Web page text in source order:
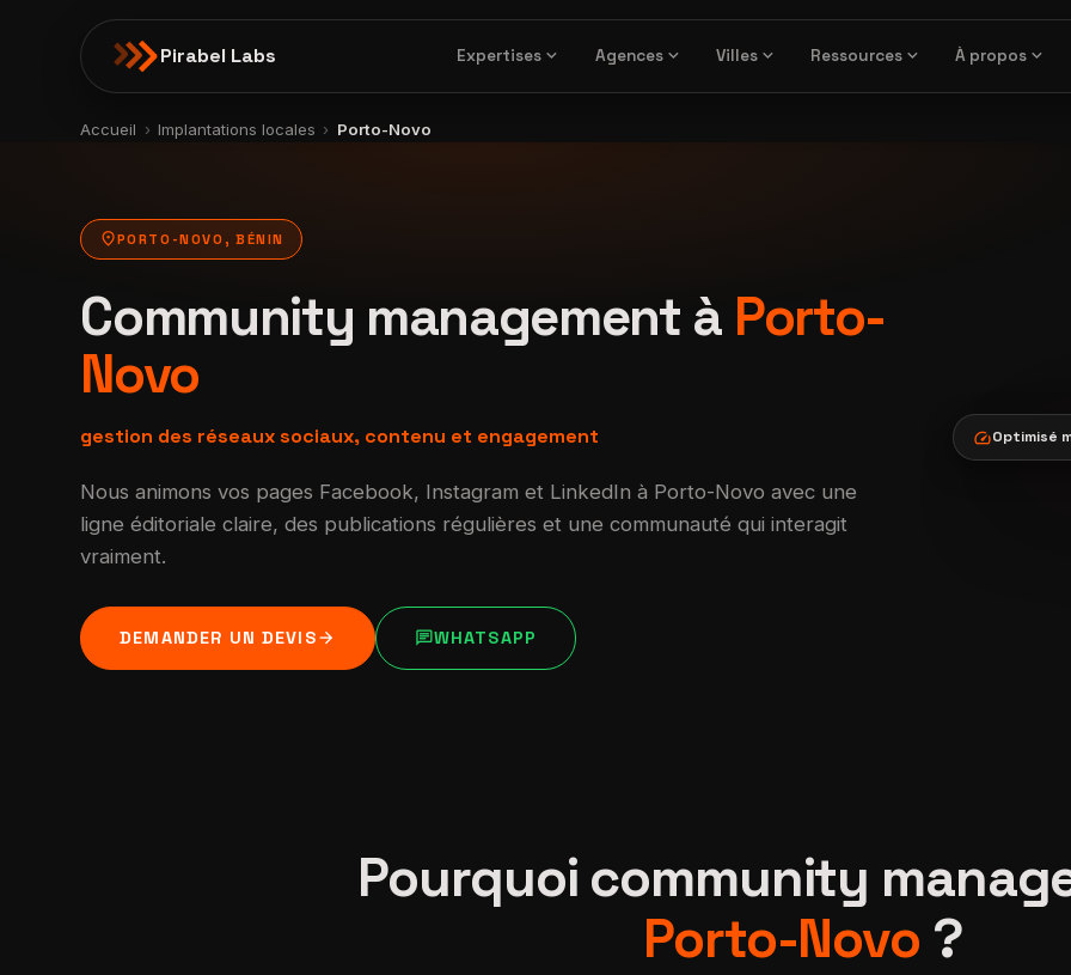
Pirabel Labs Expertises expand_more Agencesexpand_more Villesexpand_more Ressourcesexpand_more À propos expand_more
Accueil › Implantations locales › Porto-Novo
location_onPORTO-NOVO, BÉNIN
Community management à Porto-
Novo
gestion des réseaux sociaux, contenu et engagement
Nous animons vos pages Facebook, Instagram et LinkedIn à Porto-Novo avec une
ligne éditoriale claire, des publications régulières et une communauté qui interagit
vraiment.
DEMANDER UN DEVISarrow_forward chatWHATSAPP
speedOptimisé
Pourquoi community
Porto-Novo ?